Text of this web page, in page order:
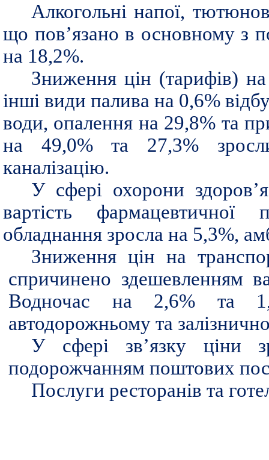
Алкогольні напої,
що пов’язано в основному з
на 18,2%.
Зниження цін (тарифів)
інші види палива на 0,6%
води, опалення на 29,8% та
на 49,0% та 27,3%
каналізацію.
У сфері охорони
вартість
обладнання зросла на 5,3%,
Зниження цін на
спричинено здешевленням
Водночас на 2,6% та
автодорожньому та
У сфері зв’язку ціни
подорожчанням поштових
Послуги ресторанів та